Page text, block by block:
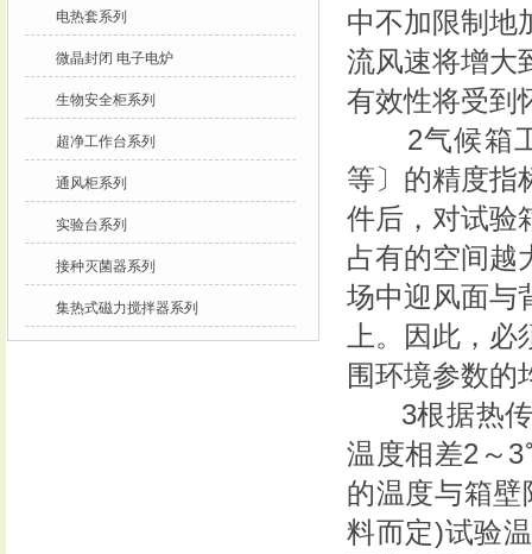
中不加限制地
流风速将增大
有效性将受到
2气候箱工
等〕的精度指
件后，对试验
占有的空间越
场中迎风面
上。因此，
围环境参数的
3根据热传
温度相差2～
的温度与箱
料而定)试验
电热套系列
微晶封闭 电子电炉
生物安全柜系列
超净工作台系列
通风柜系列
实验台系列
接种灭菌器系列
集热式磁力搅拌器系列